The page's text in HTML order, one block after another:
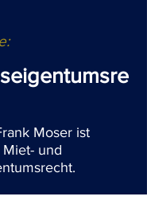
Moser ist
und